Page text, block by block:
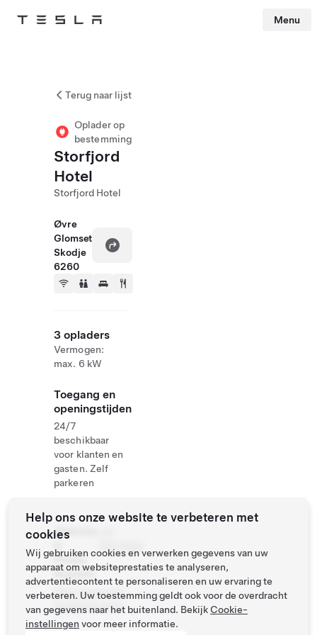
Tesla Menu
Terug naar lijst
Oplader op
bestemming
Storfjord
Hotel
Storfjord Hotel
Øvre
Glomset
Skodje
6260
3 opladers
Vermogen:
max. 6 kW
Toegang en
openingstijden
24/7
beschikbaar
voor klanten en
gasten. Zelf
parkeren
Website
Phone
Number
http://www.stor
fjordhotel.com/
Help ons onze website te verbeteren met
cookies
Wij gebruiken cookies en verwerken gegevens van uw
apparaat om websiteprestaties te analyseren,
advertentiecontent te personaliseren en uw ervaring te
verbeteren. Uw toestemming geldt ook voor de overdracht
van gegevens naar het buitenland. Bekijk Cookie-
instellingen voor meer informatie.